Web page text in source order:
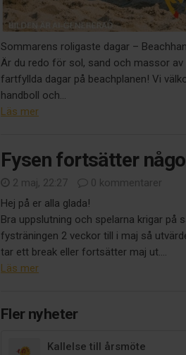
Sommarens roligaste dagar –
Är du redo för sol, sand och massor av
fartfyllda dagar på beachplanen! Vi
handboll och...
Läs mer
Fysen fortsätter
2 maj, 22:27
0 kommentarer
Hej på er alla glada!
Bra uppslutning och spelarna krigar
fysträningen 2 veckor till i maj så
tar ett break eller fortsätter maj ut....
Läs mer
Fler nyheter
Kallelse till årsmöte